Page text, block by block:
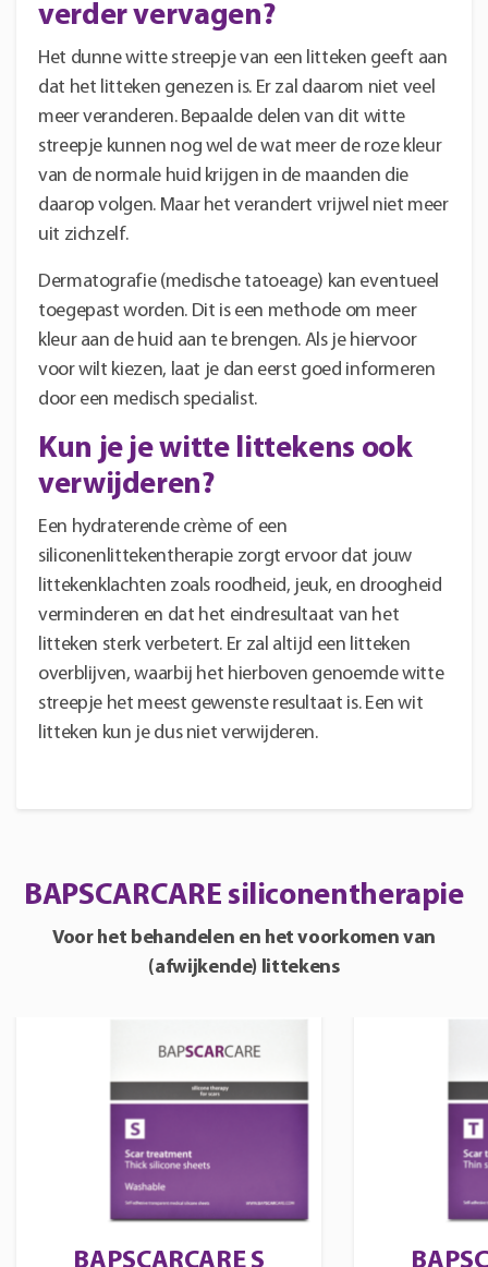
verder vervagen?
Het dunne witte streepje van een litteken geeft aan
dat het litteken genezen is. Er zal daarom niet veel
meer veranderen. Bepaalde delen van dit witte
streepje kunnen nog wel de wat meer de roze kleur
van de normale huid krijgen in de maanden die
daarop volgen. Maar het verandert vrijwel niet meer
uit zichzelf.
Dermatografie (medische tatoeage) kan eventueel
toegepast worden. Dit is een methode om meer
kleur aan de huid aan te brengen. Als je hiervoor
voor wilt kiezen, laat je dan eerst goed informeren
door een medisch specialist.
Kun je je witte littekens ook
verwijderen?
Een hydraterende crème of een
siliconenlittekentherapie zorgt ervoor dat jouw
littekenklachten zoals roodheid, jeuk, en droogheid
verminderen en dat het eindresultaat van het
litteken sterk verbetert. Er zal altijd een litteken
overblijven, waarbij het hierboven genoemde witte
streepje het meest gewenste resultaat is. Een wit
litteken kun je dus niet verwijderen.
BAPSCARCARE siliconentherapie
Voor het behandelen en het voorkomen van
(afwijkende) littekens
BAPSCARCARE S